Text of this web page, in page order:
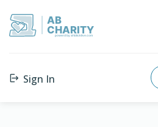
AB
CHARITY
powerd by ahblicklive.com
Sign In